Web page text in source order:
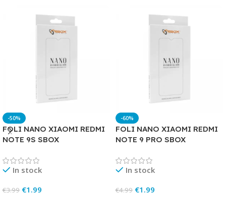
-50%
FOLI NANO XIAOMI REDMI
NOTE 9S SBOX
In stock
€3.99 €1.99
-60%
FOLI NANO XIAOMI REDMI
NOTE 9 PRO SBOX
In stock
€4.99 €1.99